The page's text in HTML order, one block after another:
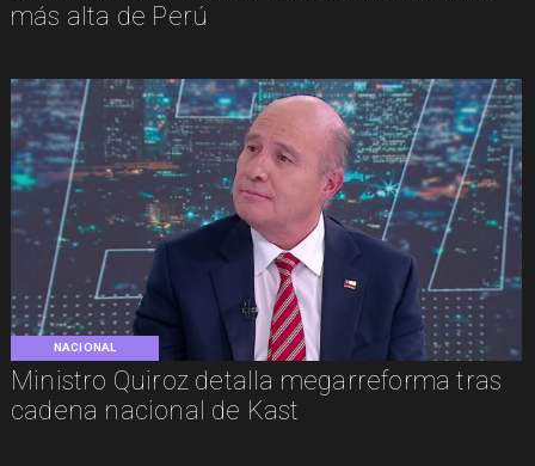
más alta de Perú
NACIONAL
Ministro Quiroz detalla megarreforma tras
cadena nacional de Kast